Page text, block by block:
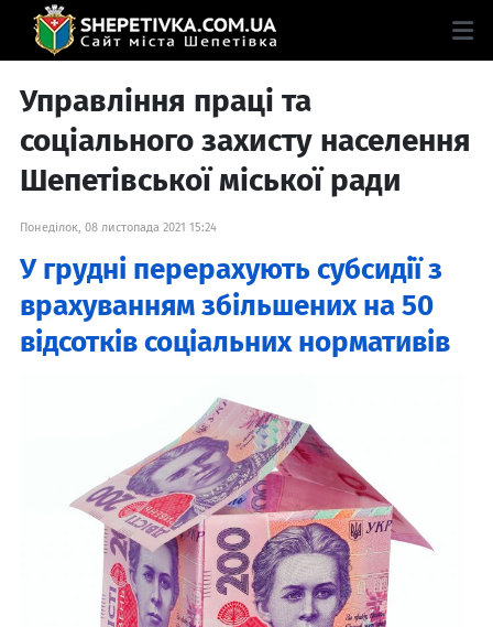
Управління праці та
соціального захисту населення
Шепетівської міської ради
Понеділок, 08 листопада 2021 15:24
У грудні перерахують субсидії з
врахуванням збільшених на 50
відсотків соціальних нормативів